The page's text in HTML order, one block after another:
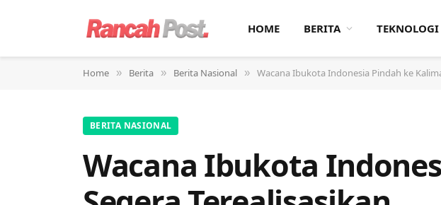
HOME BERITA TEKNOLOGI
Home » Berita » Berita Nasional » Wacana Ibukota Indonesia Pindah ke
BERITA NASIONAL
Wacana Ibukota